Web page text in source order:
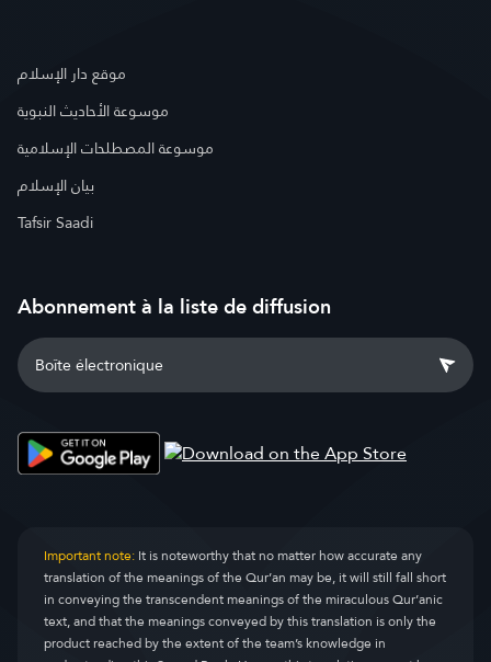
موقع دار الإسلام
موسوعة الأحاديث النبوية
موسوعة المصطلحات الإسلامية
بيان الإسلام
Tafsir Saadi
Abonnement à la liste de diffusion
Important note:It is noteworthy that no matter how accurate any
translation of the meanings of the Qur’an may be, it will still fall short
in conveying the transcendent meanings of the miraculous Qur’anic
text, and that the meanings conveyed by this translation is only the
product reached by the extent of the team’s knowledge in